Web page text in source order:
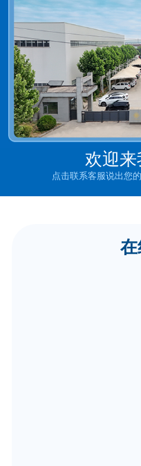
欢迎来
点击联系客服说出您